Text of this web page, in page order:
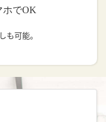
ホでOK
も可能。